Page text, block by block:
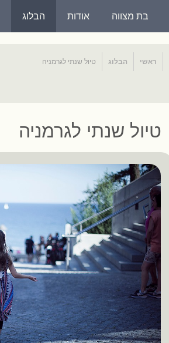
בת מצווה אודות הבלוג
ראשי הבלוג טיול שנתי לגרמניה
טיול שנתי לגרמניה